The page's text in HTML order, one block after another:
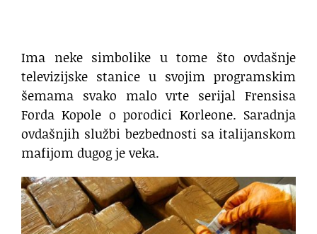
Ima neke simbolike u tome što ovdašnje
televizijske stanice u svojim programskim
šemama svako malo vrte serijal Frensisa
Forda Kopole o porodici Korleone. Saradnja
ovdašnjih službi bezbednosti sa italijanskom
mafijom dugog je veka.